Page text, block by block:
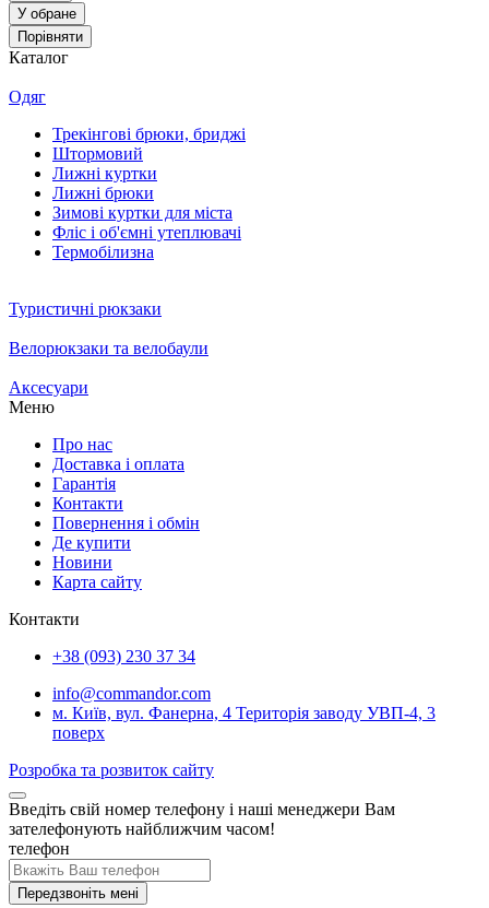
У обране
Порівняти
Каталог
Одяг
Трекінгові брюки, бриджі
Штормовий
Лижні куртки
Лижні брюки
Зимові куртки для міста
Фліс і об'ємні утеплювачі
Термобілизна
Туристичні рюкзаки
Велорюкзаки та велобаули
Аксесуари
Меню
Про нас
Доставка і оплата
Гарантія
Контакти
Повернення і обмін
Де купити
Новини
Карта сайту
Контакти
+38 (093) 230 37 34
info@commandor.com
м. Київ, вул. Фанерна, 4 Територія заводу УВП-4, 3
поверх
Розробка та розвиток сайту
Введіть свій номер телефону і наші менеджери Вам
зателефонують найближчим часом!
телефон
Передзвоніть мені